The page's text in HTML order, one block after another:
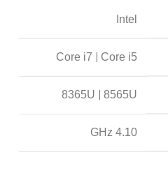
Intel
Core i7 | Core i5
8365U | 8565U
4.10 GHz